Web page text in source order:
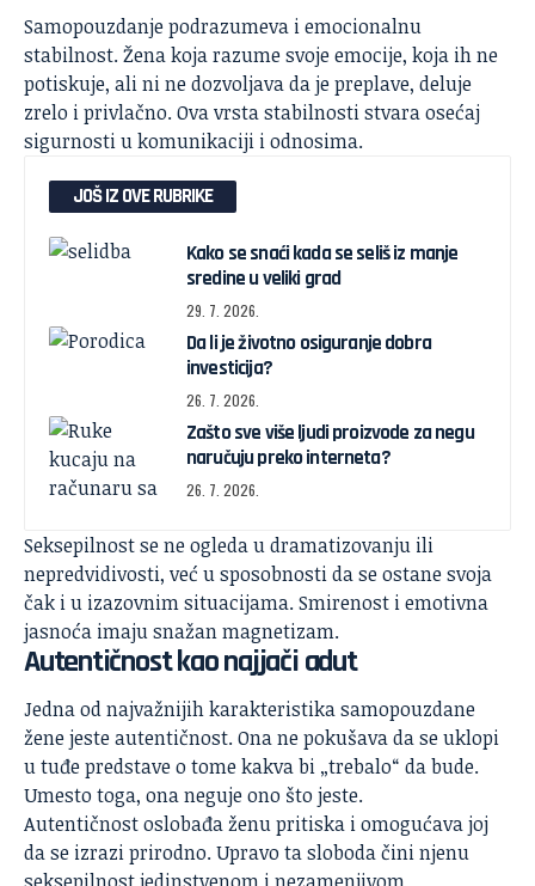
Samopouzdanje podrazumeva i emocionalnu
stabilnost. Žena koja razume svoje emocije, koja ih ne
potiskuje, ali ni ne dozvoljava da je preplave, deluje
zrelo i privlačno. Ova vrsta stabilnosti stvara osećaj
sigurnosti u komunikaciji i odnosima.
JOŠ IZ OVE RUBRIKE
Kako se snaći kada se seliš iz manje
sredine u veliki grad
29. 7. 2026.
Da li je životno osiguranje dobra
investicija?
26. 7. 2026.
Zašto sve više ljudi proizvode za negu
naručuju preko interneta?
26. 7. 2026.
Seksepilnost se ne ogleda u dramatizovanju ili
nepredvidivosti, već u sposobnosti da se ostane svoja
čak i u izazovnim situacijama. Smirenost i emotivna
jasnoća imaju snažan magnetizam.
Autentičnost kao najjači adut
Jedna od najvažnijih karakteristika samopouzdane
žene jeste autentičnost. Ona ne pokušava da se uklopi
u tuđe predstave o tome kakva bi „trebalo“ da bude.
Umesto toga, ona neguje ono što jeste.
Autentičnost oslobađa ženu pritiska i omogućava joj
da se izrazi prirodno. Upravo ta sloboda čini njenu